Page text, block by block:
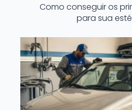
Como conseguir os
para sua